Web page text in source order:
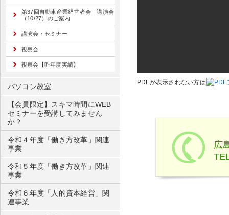
PDFが表示されない方は
広
第37回自動車産業経営者会 講演会
（10/27）のご案内
講演会・セミナー
視察会
視察会【昨年度実績】
パソコン教室
【会員限定】スキマ時間にWEB
セミナーを受講してみません
か？
令和４年度「働き方改革」関連
事業
令和５年度「働き方改革」関連
事業
令和６年度「人的資本経営」関
連事業